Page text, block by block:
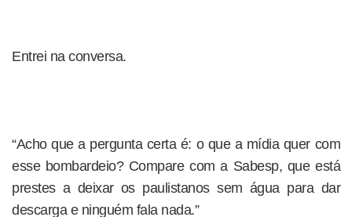
Entrei na conversa.
“Acho que a pergunta certa é: o que a mídia quer com
esse bombardeio? Compare com a Sabesp, que está
prestes a deixar os paulistanos sem água para dar
descarga e ninguém fala nada.”